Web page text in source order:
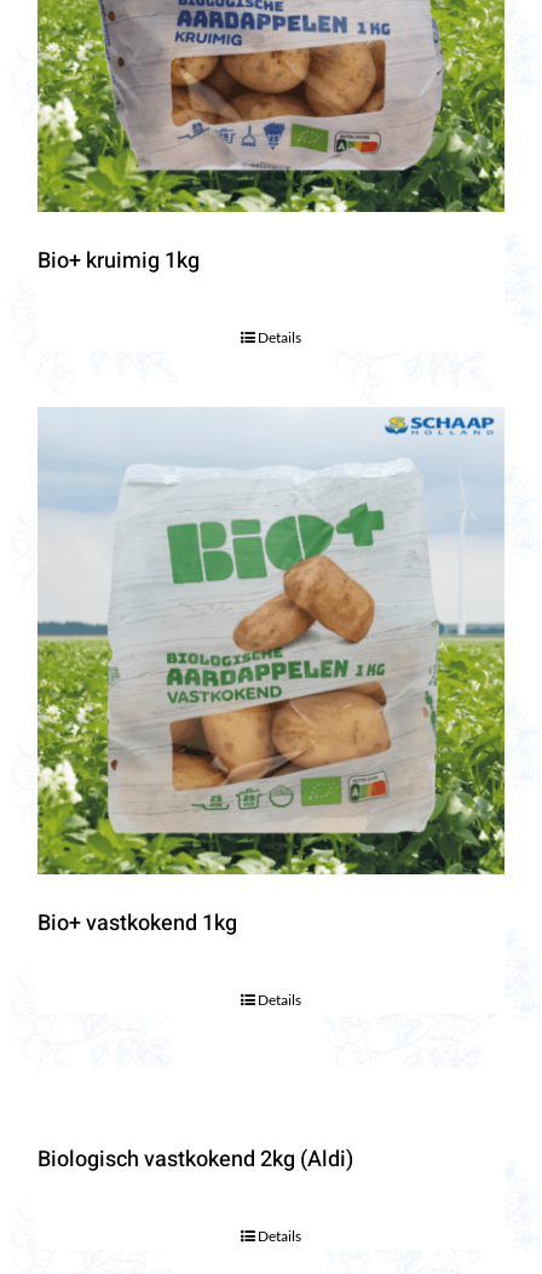
Bio+ kruimig 1kg
Details
Bio+ vastkokend 1kg
Details
Biologisch vastkokend 2kg (Aldi)
Details